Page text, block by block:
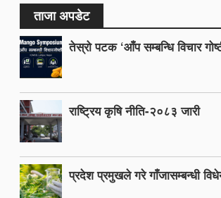
ताजा अपडेट
तेस्रो पटक ‘आँप सम्बन्धि विचार
राष्ट्रिय कृषि नीति-२०८३ जारी
प्रदेश प्रमुखले गरे गाँजासम्बन्धी